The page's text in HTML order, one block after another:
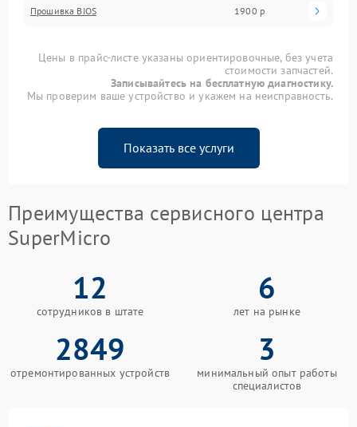
Прошивка BIOS 1900 р
Цены в прайс-листе указаны ориентировочные, без учета
стоимости запчастей.
Записывайтесь на бесплатную диагностику.
Мы проверим ваше устройство и укажем на неисправность.
Показать все услуги
Преимущества сервисного центра
SuperMicro
12
сотрудников в штате
6
лет на рынке
2849
отремонтированных устройств
3
минимальный опыт работы
специалистов